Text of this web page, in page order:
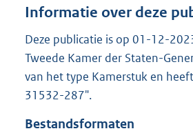
n
s
r
o
Informatie over deze
Deze publicatie is op 01-12-
Tweede Kamer der Staten-
van het type Kamerstuk en
31532-287".
Bestandsformaten